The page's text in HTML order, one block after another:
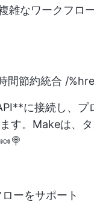
雑なワークフロ
間節約統合 /
に接続し、プ
す。Makeは、
ーをサポート